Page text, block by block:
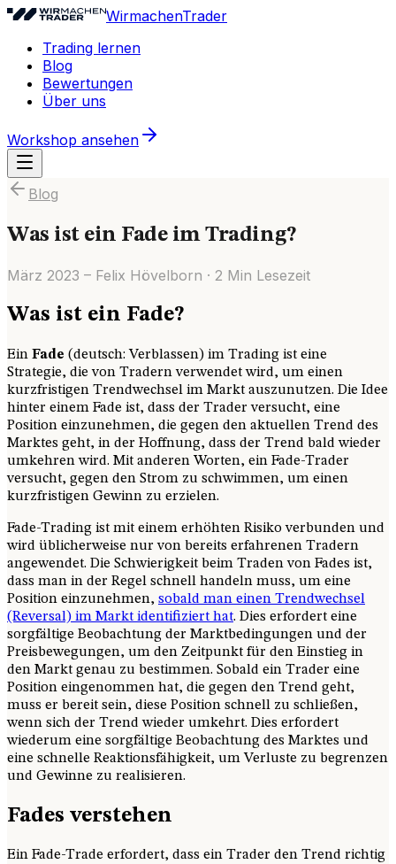
WirmachenTrader
Trading lernen
Blog
Bewertungen
Über uns
Workshop ansehen
Blog
Was ist ein Fade im Trading?
März 2023 – Felix Hövelborn · 2 Min Lesezeit
Was ist ein Fade?
Ein Fade (deutsch: Verblassen) im Trading ist eine
Strategie, die von Tradern verwendet wird, um einen
kurzfristigen Trendwechsel im Markt auszunutzen. Die Idee
hinter einem Fade ist, dass der Trader versucht, eine
Position einzunehmen, die gegen den aktuellen Trend des
Marktes geht, in der Hoffnung, dass der Trend bald wieder
umkehren wird. Mit anderen Worten, ein Fade-Trader
versucht, gegen den Strom zu schwimmen, um einen
kurzfristigen Gewinn zu erzielen.
Fade-Trading ist mit einem erhöhten Risiko verbunden und
wird üblicherweise nur von bereits erfahrenen Tradern
angewendet. Die Schwierigkeit beim Traden von Fades ist,
dass man in der Regel schnell handeln muss, um eine
Position einzunehmen, sobald man einen Trendwechsel
(Reversal) im Markt identifiziert hat. Dies erfordert eine
sorgfältige Beobachtung der Marktbedingungen und der
Preisbewegungen, um den Zeitpunkt für den Einstieg in
den Markt genau zu bestimmen. Sobald ein Trader eine
Position eingenommen hat, die gegen den Trend geht,
muss er bereit sein, diese Position schnell zu schließen,
wenn sich der Trend wieder umkehrt. Dies erfordert
wiederum eine sorgfältige Beobachtung des Marktes und
eine schnelle Reaktionsfähigkeit, um Verluste zu begrenzen
und Gewinne zu realisieren.
Fades verstehen
Ein Fade-Trade erfordert, dass ein Trader den Trend richtig